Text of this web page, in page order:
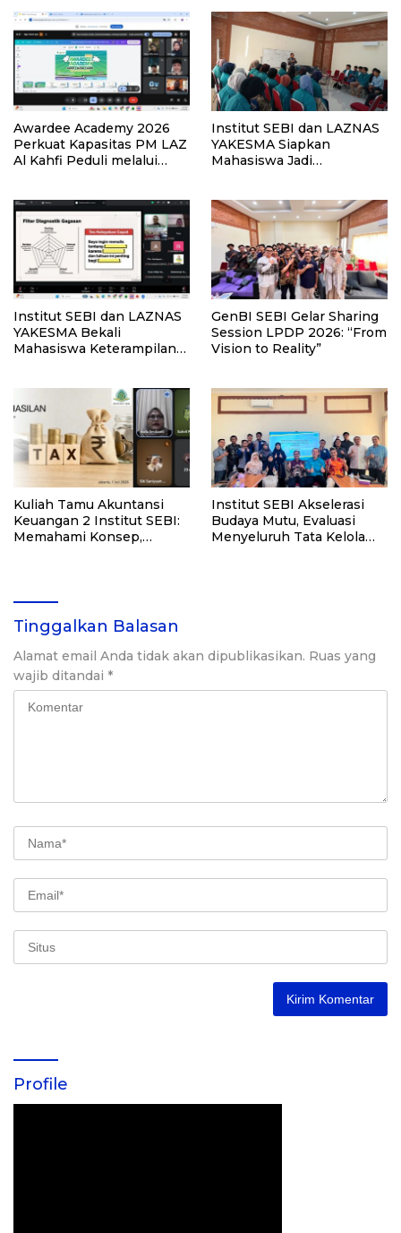
Awardee Academy 2026
Perkuat Kapasitas PM LAZ
Al Kahfi Peduli melalui
Institut SEBI dan LAZNAS
YAKESMA Siapkan
Mahasiswa Jadi
Institut SEBI dan LAZNAS
YAKESMA Bekali
Mahasiswa Keterampilan
GenBI SEBI Gelar Sharing
Session LPDP 2026: “From
Vision to Reality”
Kuliah Tamu Akuntansi
Keuangan 2 Institut SEBI:
Memahami Konsep,
Institut SEBI Akselerasi
Budaya Mutu, Evaluasi
Menyeluruh Tata Kelola
Tinggalkan Balasan
Alamat email Anda tidak akan dipublikasikan. Ruas yang
wajib ditandai *
Profile